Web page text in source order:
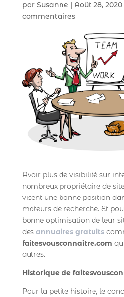
par Susanne | Août 28, 2020
commentaires
Avoir plus de visibilité sur
nombreux propriétaire de
visent une bonne position
moteurs de recherche. Et
bonne optimisation de leur
des annuaires gratuits
faitesvousconnaitre.com
autres.
Historique de
Pour la petite histoire, le